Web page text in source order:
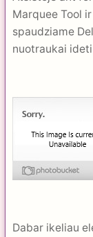
Marquee Tool
spaudziame
nuotraukai ideti
Dabar ikeliau